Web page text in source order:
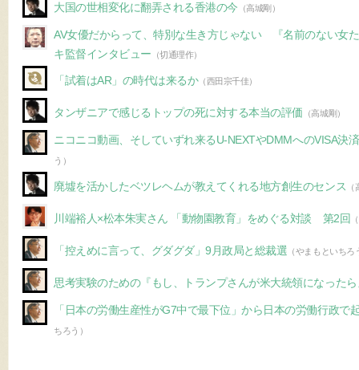
大国の世相変化に翻弄される香港の今 （高城剛）
AV女優だからって、特別な生き方じゃない 『名前のない女
キ監督インタビュー （切通理作）
「試着はAR」の時代は来るか（西田宗千佳）
タンザニアで感じるトップの死に対する本当の評価 （高城剛）
ニコニコ動画、そしていずれ来るU-NEXTやDMMへのVISA決
う）
廃墟を活かしたベツレヘムが教えてくれる地方創生のセンス
川端裕人×松本朱実さん 「動物園教育」をめぐる対談 第2回
「控えめに言って、グダグダ」9月政局と総裁選 （やまもといちろ
思考実験のための『もし、トランプさんが米大統領になった
「日本の労働生産性がG7中で最下位」から日本の労働行政で
ちろう）